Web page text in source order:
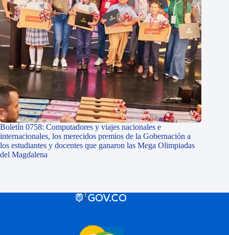
Boletín 0758: Computadores y viajes nacionales e
internacionales, los merecidos premios de la Gobernación a
los estudiantes y docentes que ganaron las Mega Olimpiadas
del Magdalena